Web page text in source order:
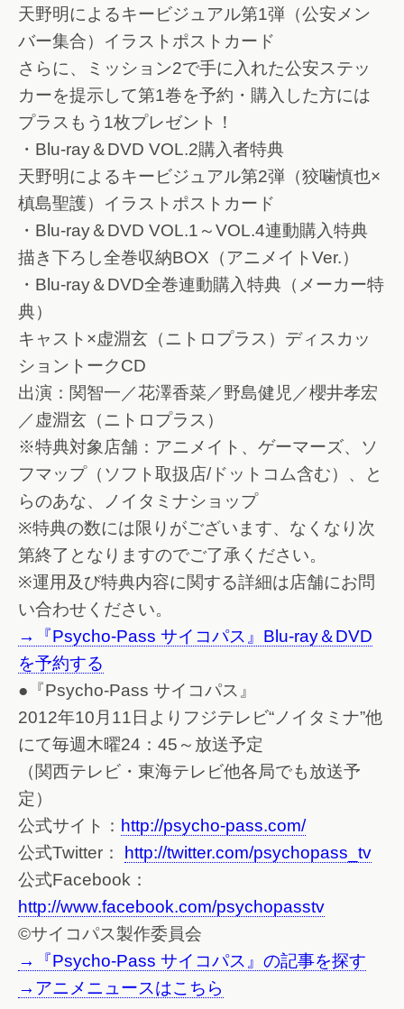
天野明によるキービジュアル第1弾（公安メン
バー集合）イラストポストカード
さらに、ミッション2で手に入れた公安ステッ
カーを提示して第1巻を予約・購入した方には
プラスもう1枚プレゼント！
・Blu-ray＆DVD VOL.2購入者特典
天野明によるキービジュアル第2弾（狡噛慎也×
槙島聖護）イラストポストカード
・Blu-ray＆DVD VOL.1～VOL.4連動購入特典
描き下ろし全巻収納BOX（アニメイトVer.）
・Blu-ray＆DVD全巻連動購入特典（メーカー特
典）
キャスト×虚淵玄（ニトロプラス）ディスカッ
ショントークCD
出演：関智一／花澤香菜／野島健児／櫻井孝宏
／虚淵玄（ニトロプラス）
※特典対象店舗：アニメイト、ゲーマーズ、ソ
フマップ（ソフト取扱店/ドットコム含む）、と
らのあな、ノイタミナショップ
※特典の数には限りがございます、なくなり次
第終了となりますのでご了承ください。
※運用及び特典内容に関する詳細は店舗にお問
い合わせください。
→『Psycho-Pass サイコパス』Blu-ray＆DVD
を予約する
●『Psycho-Pass サイコパス』
2012年10月11日よりフジテレビ“ノイタミナ”他
にて毎週木曜24：45～放送予定
（関西テレビ・東海テレビ他各局でも放送予
定）
公式サイト： http://psycho-pass.com/
公式Twitter：
http://twitter.com/psychopass_tv
公式Facebook：
http://www.facebook.com/psychopasstv
©サイコパス製作委員会
→『Psycho-Pass サイコパス』の記事を探す
→アニメニュースはこちら